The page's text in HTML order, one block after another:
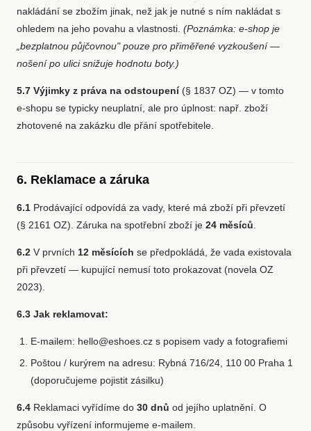
nakládání se zbožím jinak, než jak je nutné s ním nakládat s
ohledem na jeho povahu a vlastnosti. (Poznámka: e-shop je
„bezplatnou půjčovnou" pouze pro přiměřené vyzkoušení —
nošení po ulici snižuje hodnotu boty.)
5.7 Výjimky z práva na odstoupení(§ 1837 OZ) — v tomto
e-shopu se typicky neuplatní, ale pro úplnost: např. zboží
zhotovené na zakázku dle přání spotřebitele.
6. Reklamace a záruka
6.1 Prodávající odpovídá za vady, které má zboží při převzetí
(§ 2161 OZ). Záruka na spotřební zboží je 24 měsíců
6.2 V prvních 12 měsících se předpokládá, že vada existovala
při převzetí — kupující nemusí toto prokazovat (novela OZ
2023).
6.3 Jak reklamovat:
E-mailem: hello@eshoes.cz s popisem vady a fotografiemi
Poštou / kurýrem na adresu: Rybná 716/24, 110 00 Praha 1
(doporučujeme pojistit zásilku)
6.4 Reklamaci vyřídíme do 30 dnů od jejího uplatnění. O
způsobu vyřízení informujeme e-mailem.